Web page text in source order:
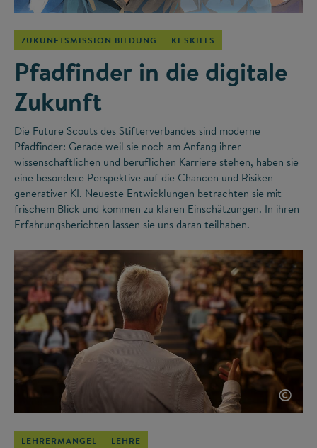
ZUKUNFTSMISSION BILDUNG KI SKILLS
Pfadfinder in die digitale
Zukunft
Die Future Scouts des Stifterverbandes sind moderne
Pfadfinder: Gerade weil sie noch am Anfang ihrer
wissenschaftlichen und beruflichen Karriere stehen, haben sie
eine besondere Perspektive auf die Chancen und Risiken
generativer KI. Neueste Entwicklungen betrachten sie mit
frischem Blick und kommen zu klaren Einschätzungen. In ihren
Erfahrungsberichten lassen sie uns daran teilhaben.
©
LEHRERMANGEL LEHRE